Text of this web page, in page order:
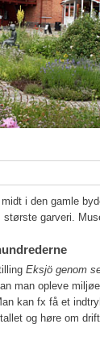
i den gamle
største garveri.
Eksjö genom
man opleve
kan fx få et
og høre om